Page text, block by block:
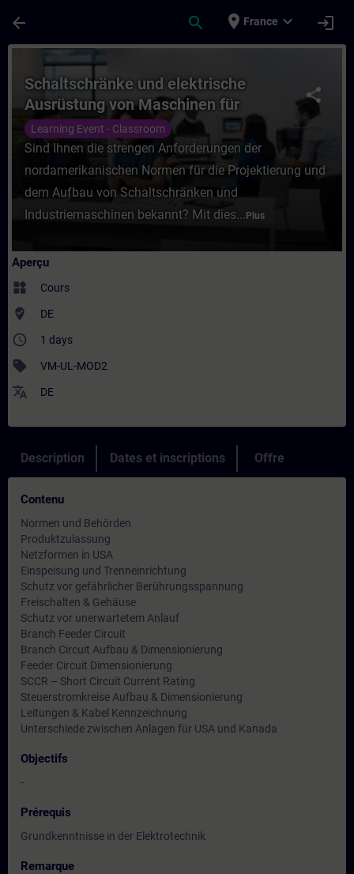
arrow_back search place France expand_more login
Cours - Schaltschränke und elektrische
share
Schaltschränke und elektrische
Ausrüstung von Maschinen für
Nordamerika (UL508A, NFPA79, CSA
C22.2 No. 286/301) (Präsenz-Training)
Learning Event - Classroom
Sind Ihnen die strengen Anforderungen der
nordamerikanischen Normen für die Projektierung und
dem Aufbau von Schaltschränken und
Industriemaschinen bekannt? Mit dies... Plus
Aperçu
widgets Cours
where_to_vote DE
access_time 1 days
sell VM-UL-MOD2
translate DE
Description Dates et inscriptions Offre
Contenu
Normen und Behörden
Produktzulassung
Netzformen in USA
Einspeisung und Trenneinrichtung
Schutz vor gefährlicher Berührungsspannung
Freischalten & Gehäuse
Schutz vor unerwartetem Anlauf
Branch Feeder Circuit
Branch Circuit Aufbau & Dimensionierung
Feeder Circuit Dimensionierung
SCCR – Short Circuit Current Rating
Steuerstromkreise Aufbau & Dimensionierung
Leitungen & Kabel Kennzeichnung
Unterschiede zwischen Anlagen für USA und Kanada
Objectifs
-
Prérequis
Grundkenntnisse in der Elektrotechnik
Remarque